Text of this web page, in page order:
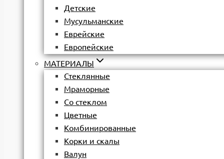
Детские
Мусульманские
Еврейские
Европейские
МАТЕРИАЛЫ
Стеклянные
Мраморные
Со стеклом
Цветные
Комбинированные
Корки и скалы
Валун